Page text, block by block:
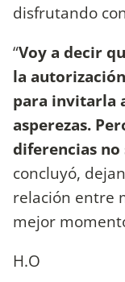
disfrutando
“Voy a decir
la
para invitarla
asperezas.
diferencias no
concluyó,
relación entre
mejor
H.O